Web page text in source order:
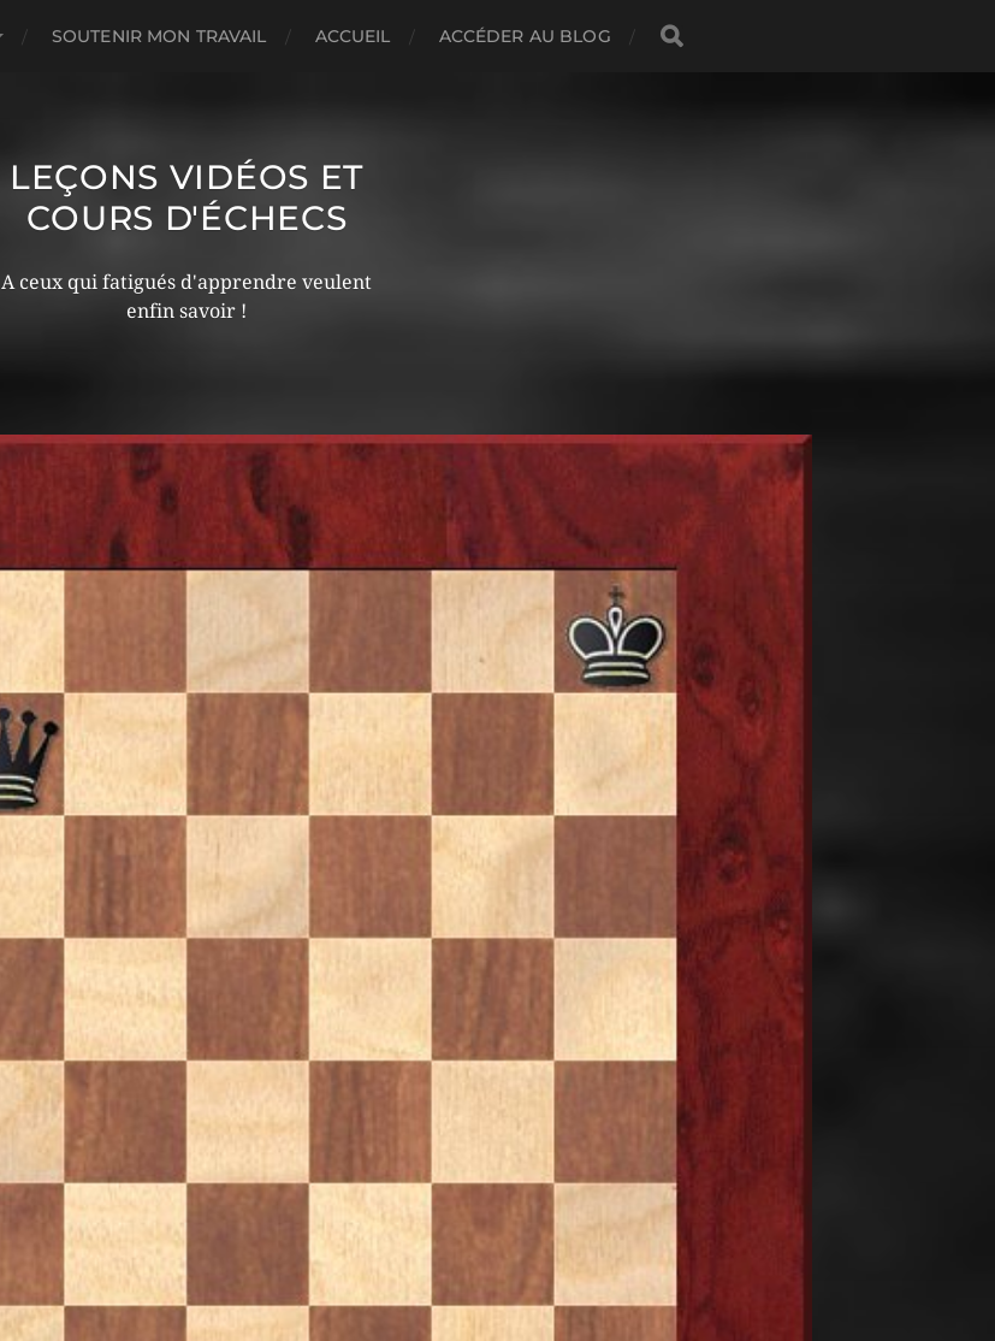
SOUTENIR MON TRAVAIL ACCUEIL ACCÉDER AU BLOG
LEÇONS VIDÉOS ET
COURS D'ÉCHECS
A ceux qui fatigués d'apprendre veulent
enfin savoir !